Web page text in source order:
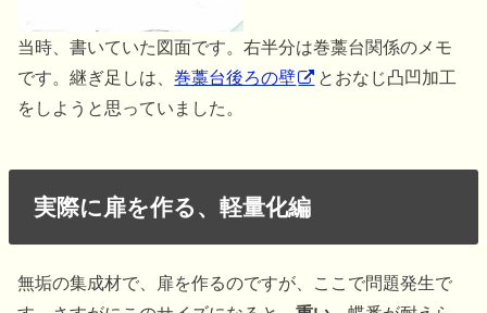
当時、書いていた図面です。右半分は巻藁台関係のメモ
です。継ぎ足しは、巻藁台後ろの壁
とおなじ凸凹加工
をしようと思っていました。
実際に扉を作る、軽量化編
無垢の集成材で、扉を作るのですが、ここで問題発生で